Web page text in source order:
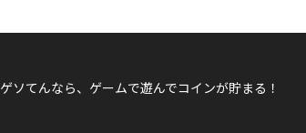
ゲソてんなら、ゲームで遊んでコインが貯まる！